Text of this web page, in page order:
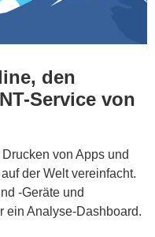
den
Service von
von Apps und
der Welt vereinfacht.
-Geräte und
ein Analyse-Dashboard.